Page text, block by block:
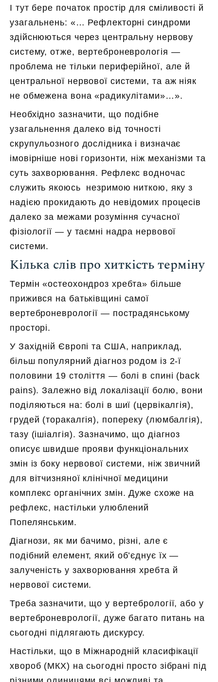
І тут бере початок простір для сміливості й
узагальнень: «… Рефлекторні синдроми
здійснюються через центральну нервову
систему, отже, вертеброневрологія —
проблема не тільки периферійної, але й
центральної нервової системи, та аж ніяк
не обмежена вона «радикулітами»…».
Необхідно зазначити, що подібне
узагальнення далеко від точності
скрупульозного дослідника і визначає
імовірніше нові горизонти, ніж механізми та
суть захворювання. Рефлекс водночас
служить якоюсь незримою ниткою, яку з
надією прокидають до невідомих процесів
далеко за межами розуміння сучасної
фізіології — у таємні надра нервової
системи.
Кілька слів про хиткість терміну
Термін «остеохондроз хребта» більше
прижився на батьківщині самої
вертеброневрології — пострадянському
просторі.
У Західній Європі та США, наприклад,
більш популярний діагноз родом із 2-ї
половини 19 століття — болі в спині (back
pains). Залежно від локалізації болю, вони
поділяються на: болі в шиї (цервікалгія),
грудей (торакалгія), попереку (люмбалгія),
тазу (ішіалгія). Зазначимо, що діагноз
описує швидше прояви функціональних
змін із боку нервової системи, ніж звичний
для вітчизняної клінічної медицини
комплекс органічних змін. Дуже схоже на
рефлекс, настільки улюблений
Попелянським.
Діагнози, як ми бачимо, різні, але є
подібний елемент, який об’єднує їх —
залученість у захворювання хребта й
нервової системи.
Треба зазначити, що у вертебрології, або у
вертеброневрології, дуже багато питань на
сьогодні підлягають дискурсу.
Настільки, що в Міжнародній класифікації
хвороб (МКХ) на сьогодні просто зібрані під